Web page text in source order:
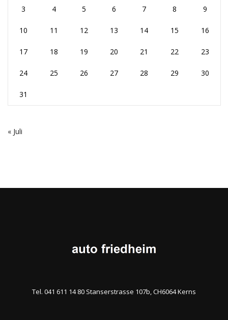
3 4 5 6 7 8 9
10 11 12 13 14 15 16
17 18 19 20 21 22 23
24 25 26 27 28 29 30
31
« Juli
Tel. 041 611 14 80 Stanserstrasse 107b, CH6064 Kerns